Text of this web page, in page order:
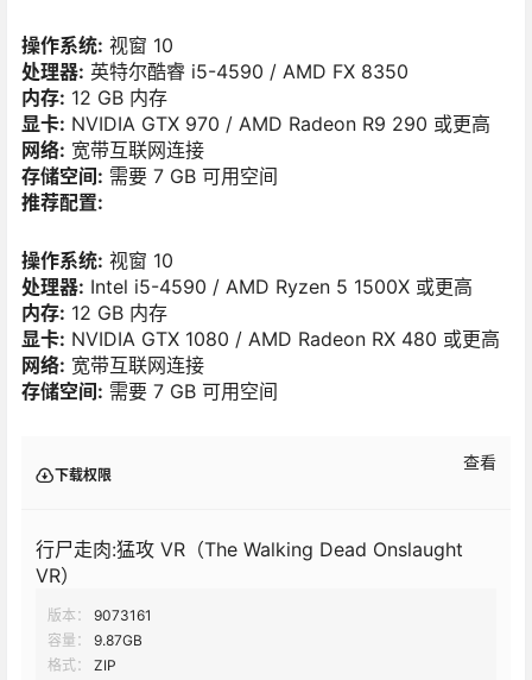
操作系统: 视窗 10
处理器: 英特尔酷睿 i5-4590 / AMD FX 8350
内存: 12 GB 内存
显卡: NVIDIA GTX 970 / AMD Radeon R9 290 或更高
网络: 宽带互联网连接
存储空间: 需要 7 GB 可用空间
推荐配置:
操作系统: 视窗 10
处理器: Intel i5-4590 / AMD Ryzen 5 1500X 或更高
内存: 12 GB 内存
显卡: NVIDIA GTX 1080 / AMD Radeon RX 480 或更高
网络: 宽带互联网连接
存储空间: 需要 7 GB 可用空间
下载权限
查看
行尸走肉:猛攻 VR（The Walking Dead Onslaught
VR）
版本：
9073161
容量：
9.87GB
格式：
ZIP